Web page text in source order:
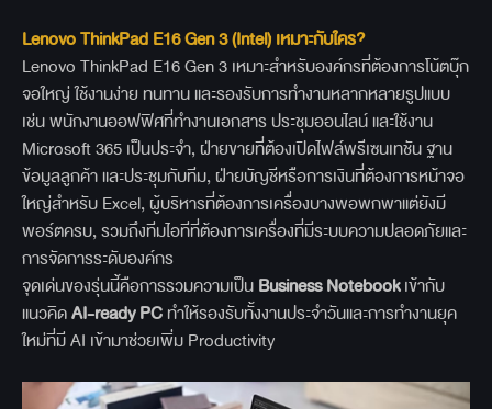
Lenovo ThinkPad E16 Gen 3 (Intel) เหมาะกับใคร?
Lenovo ThinkPad E16 Gen 3 เหมาะสำหรับองค์กรที่ต้องการโน้ตบุ๊ก
จอใหญ่ ใช้งานง่าย ทนทาน และรองรับการทำงานหลากหลายรูปแบบ
เช่น พนักงานออฟฟิศที่ทำงานเอกสาร ประชุมออนไลน์ และใช้งาน
Microsoft 365 เป็นประจำ, ฝ่ายขายที่ต้องเปิดไฟล์พรีเซนเทชัน ฐาน
ข้อมูลลูกค้า และประชุมกับทีม, ฝ่ายบัญชีหรือการเงินที่ต้องการหน้าจอ
ใหญ่สำหรับ Excel, ผู้บริหารที่ต้องการเครื่องบางพอพกพาแต่ยังมี
พอร์ตครบ, รวมถึงทีมไอทีที่ต้องการเครื่องที่มีระบบความปลอดภัยและ
การจัดการระดับองค์กร
จุดเด่นของรุ่นนี้คือการรวมความเป็น Business Notebookเข้ากับ
แนวคิดAI-ready PC ทำให้รองรับทั้งงานประจำวันและการทำงานยุค
ใหม่ที่มี AI เข้ามาช่วยเพิ่ม Productivity